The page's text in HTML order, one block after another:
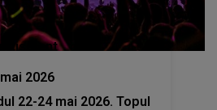
2026
22-24 mai 2026. Topul